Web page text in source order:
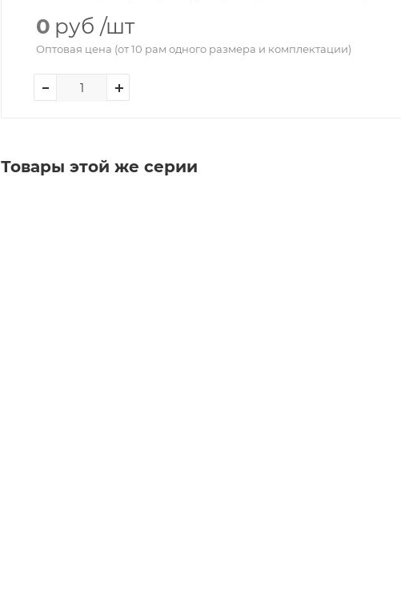
0 руб /шт
Оптовая цена (от 10 рам одного размера и комплектации)
Товары этой же серии